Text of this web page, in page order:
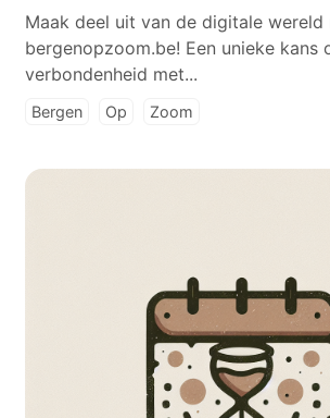
Maak deel uit van de digitale wereld
bergenopzoom.be! Een unieke kans
verbondenheid met...
Bergen Op Zoom